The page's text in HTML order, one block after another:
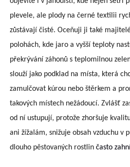
plevele, ale plody na černé textilii
zůstávají čisté. Oceňuji ji také
polohách, kde jaro a vyšší teploty
překrývání záhonů s teplomilnou
slouží jako podklad na místa, která
zamulčovat kúrou nebo štěrkem a
takových místech nežádoucí. Zvlášť
od ní ustupují, protože zhoršuje
ani žížalám, snižuje obsah vzduchu v
dlouho pěstovaných rostlin často